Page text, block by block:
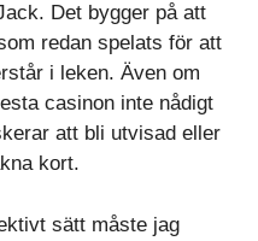
Det bygger på att
redan spelats för att
i leken. Även om
casinon inte nådigt
att bli utvisad eller
kort.
sätt måste jag